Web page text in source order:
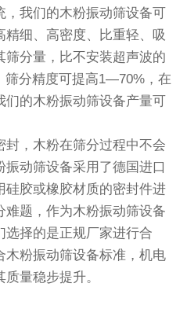
，我们的木粉振动筛设备可
精细、高密度、比重轻、吸
筛分量，比不安装超声波的
筛分精度可提高1—70%，在
的木粉振动筛设备产量可
，木粉在筛分过程中不会
动筛设备采用了德国进口
硅胶或橡胶材质的密封件进
题，作为木粉振动筛设备
选择的是正规厂家进行合
木粉振动筛设备标准，机电
量稳步提升。